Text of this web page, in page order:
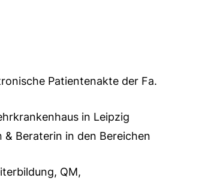
Patientenakte der Fa.
in Leipzig
Beraterin in den Bereichen
QM,